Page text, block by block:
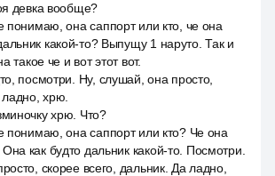
девка вообще?
понимаю, она саппорт или кто, че она
какой-то? Выпущу 1 наруто. Так и
такое че и вот этот вот.
посмотри. Ну, слушай, она просто,
хрю.
хрю. Что?
понимаю, она саппорт или кто? Че она
как будто дальник какой-то. Посмотри.
скорее всего, дальник. Да ладно,